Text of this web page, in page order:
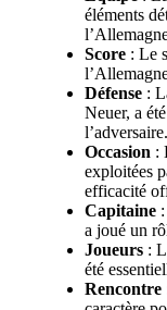
éléments
Score : Le
Défense :
Neuer, a
l’adversaire.
Occasion :
exploitées
efficacité
Capitaine
a joué un
Joueurs :
été
Rencontre